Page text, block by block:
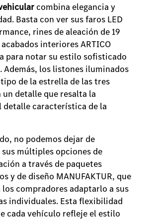
combina elegancia y
Basta con ver sus faros LED
rines de aleación de 19
interiores ARTICO
para notar su estilo sofisticado
Además, los listones iluminados
de la estrella de las tres
un detalle que resalta la
detalle característica de la
no podemos dejar de
múltiples opciones de
a través de paquetes
y de diseño MANUFAKTUR, que
compradores adaptarlo a sus
individuales. Esta flexibilidad
cada vehículo refleje el estilo